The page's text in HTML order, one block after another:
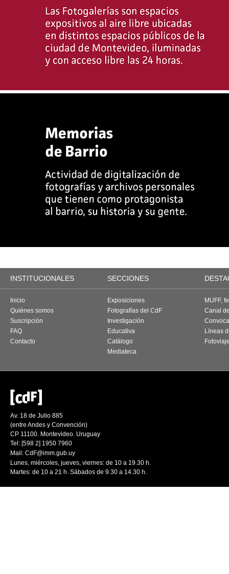
INSTITUCIONALES SECCIONES
Inicio
Quiénes somos
Suscripción
FAQ
Contacto
Exposiciones
Fotografías del CdF
Investigación
Educativa
Catálogo
Mediateca
MUFF,
Canal
Líneas
Av. 18 de Julio 885
(entre Andes y Convención)
CP 11100. Montevideo. Uruguay
Tel: [598 2] 1950 7960
Mail: CdF@imm.gub.uy
Lunes, miércoles, jueves, viernes: de 10 a 19.30 h.
Martes: de 10 a 21 h. Sábados de 9.30 a 14.30 h.